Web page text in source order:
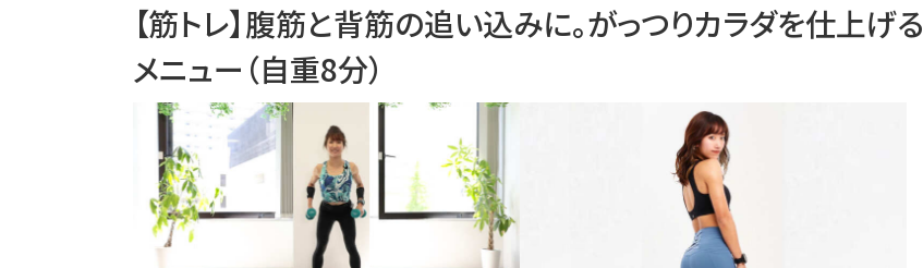
【筋トレ】腹筋と背筋の追い込みに。がっつりカラダを仕上げる
メニュー（自重8分）